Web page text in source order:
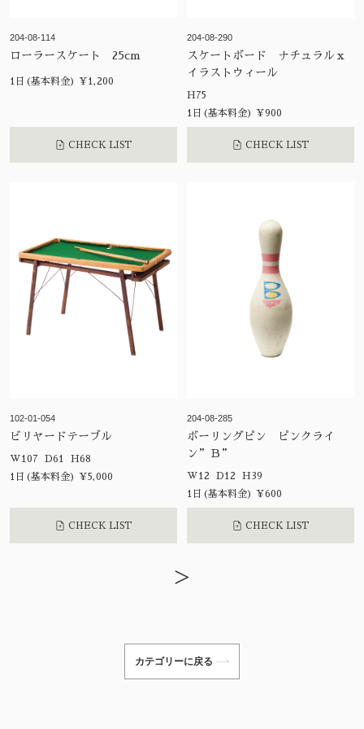
204-08-114
ローラースケート 25cm
1日(基本料金) ¥1,200
CHECK LIST
204-08-290
スケートボード ナチュラルｘ
イラストウィール
H75
1日(基本料金) ¥900
CHECK LIST
102-01-054
ビリヤードテーブル
W107 D61 H68
1日(基本料金) ¥5,000
CHECK LIST
204-08-285
ボーリングピン ピンクライ
ン”Ｂ”
W12 D12 H39
1日(基本料金) ¥600
CHECK LIST
>
カテゴリーに戻る